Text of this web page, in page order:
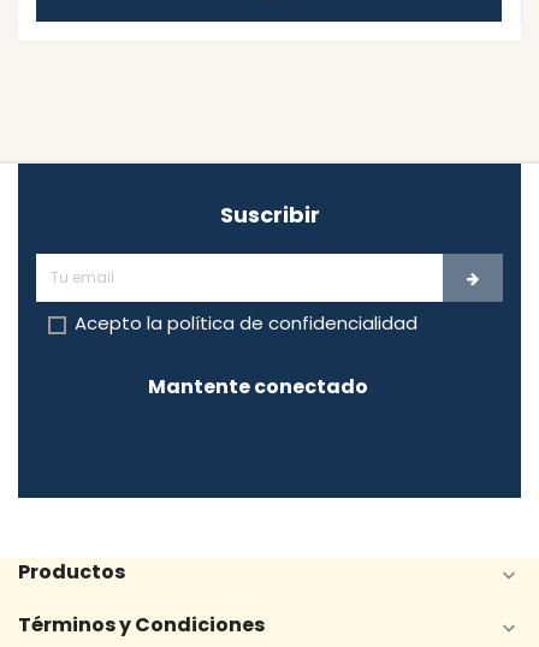
Suscribir
Acepto la política de confidencialidad
Mantente conectado
Productos 
Términos y Condiciones 